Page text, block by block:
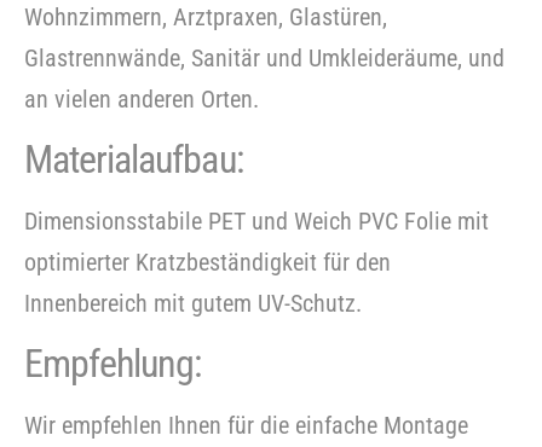
Wohnzimmern, Arztpraxen, Glastüren,
Glastrennwände, Sanitär und Umkleideräume, und
an vielen anderen Orten.
Materialaufbau:
Dimensionsstabile PET und Weich PVC Folie mit
optimierter Kratzbeständigkeit für den
Innenbereich mit gutem UV-Schutz.
Empfehlung:
Wir empfehlen Ihnen für die einfache Montage